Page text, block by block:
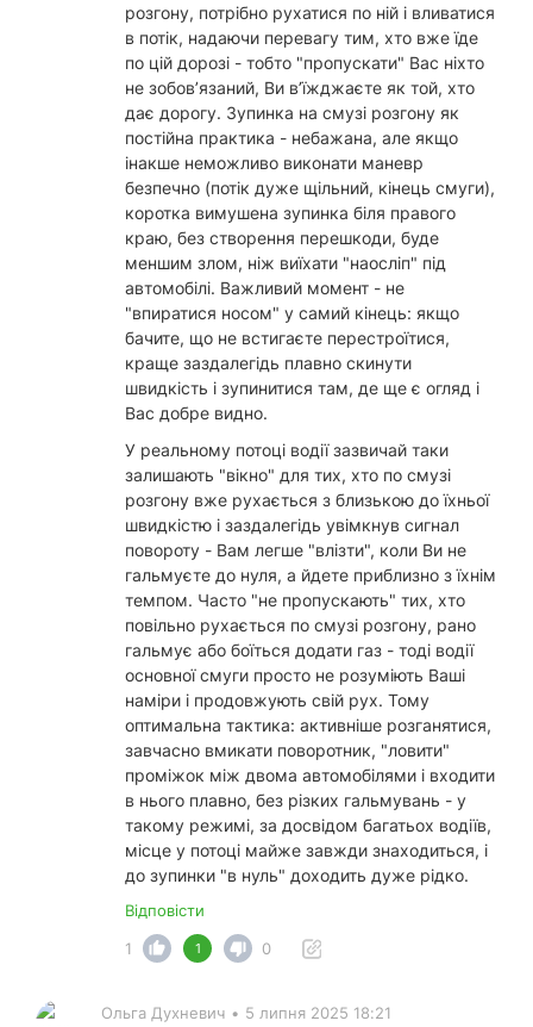
розгону, потрібно рухатися по ній і вливатися
в потік, надаючи перевагу тим, хто вже їде
по цій дорозі - тобто "пропускати" Вас ніхто
не зобов’язаний, Ви в’їжджаєте як той, хто
дає дорогу. Зупинка на смузі розгону як
постійна практика - небажана, але якщо
інакше неможливо виконати маневр
безпечно (потік дуже щільний, кінець смуги),
коротка вимушена зупинка біля правого
краю, без створення перешкоди, буде
меншим злом, ніж виїхати "наосліп" під
автомобілі. Важливий момент - не
"впиратися носом" у самий кінець: якщо
бачите, що не встигаєте перестроїтися,
краще заздалегідь плавно скинути
швидкість і зупинитися там, де ще є огляд і
Вас добре видно.
У реальному потоці водії зазвичай таки
залишають "вікно" для тих, хто по смузі
розгону вже рухається з близькою до їхньої
швидкістю і заздалегідь увімкнув сигнал
повороту - Вам легше "влізти", коли Ви не
гальмуєте до нуля, а йдете приблизно з їхнім
темпом. Часто "не пропускають" тих, хто
повільно рухається по смузі розгону, рано
гальмує або боїться додати газ - тоді водії
основної смуги просто не розуміють Ваші
наміри і продовжують свій рух. Тому
оптимальна тактика: активніше розганятися,
завчасно вмикати поворотник, "ловити"
проміжок між двома автомобілями і входити
в нього плавно, без різких гальмувань - у
такому режимі, за досвідом багатьох водіїв,
місце у потоці майже завжди знаходиться, і
до зупинки "в нуль" доходить дуже рідко.
Відповісти
1
1 0
Ольга Духневич • 5 липня 2025 18:21